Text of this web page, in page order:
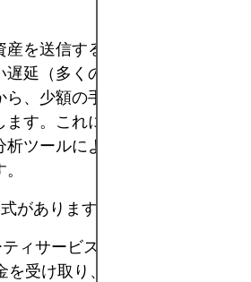
を送信すると、その資金は他
延（多くの場合、変動します
、少額の手数料を差し引いた
す。これによりトランザクシ
ツールによる送金者から受取
があります。
ィサービスによって運営される
を受け取り、プールし、一定時